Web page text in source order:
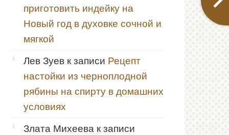
приготовить индейку на
Новый год в духовке сочной и
мягкой
Лев Зуев к записи Рецепт
настойки из черноплодной
рябины на спирту в домашних
условиях
Злата Михеева к записи